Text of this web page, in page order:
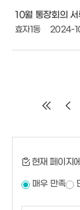
10월 통장회의
효자1동 2024-
현재 페이지
매우 만족